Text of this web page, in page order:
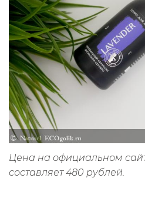
Цена на официальном
составляет 480 рублей.